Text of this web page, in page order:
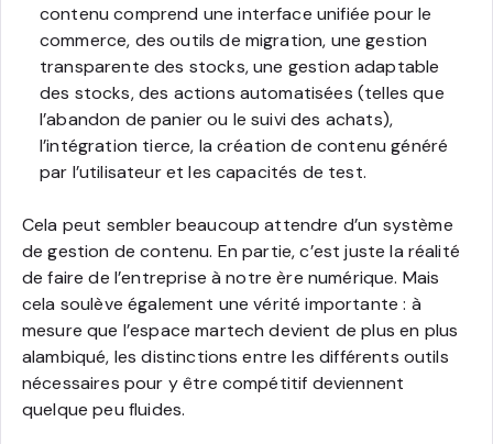
contenu comprend une interface unifiée pour le
commerce, des outils de migration, une gestion
transparente des stocks, une gestion adaptable
des stocks, des actions automatisées (telles que
l’abandon de panier ou le suivi des achats),
l’intégration tierce, la création de contenu généré
par l’utilisateur et les capacités de test.
Cela peut sembler beaucoup attendre d’un système
de gestion de contenu. En partie, c’est juste la réalité
de faire de l’entreprise à notre ère numérique. Mais
cela soulève également une vérité importante : à
mesure que l’espace martech devient de plus en plus
alambiqué, les distinctions entre les différents outils
nécessaires pour y être compétitif deviennent
quelque peu fluides.